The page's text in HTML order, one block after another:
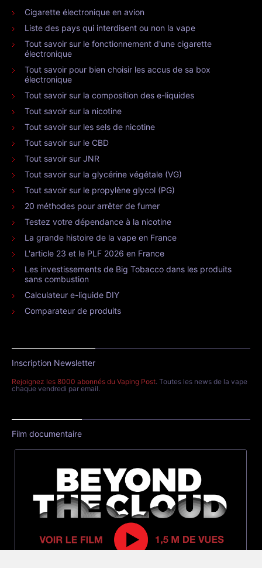
Cigarette électronique en avion
Liste des pays qui interdisent ou non la vape
Tout savoir sur le fonctionnement d'une cigarette
électronique
Tout savoir pour bien choisir les accus de sa box
électronique
Tout savoir sur la composition des e-liquides
Tout savoir sur la nicotine
Tout savoir sur les sels de nicotine
Tout savoir sur le CBD
Tout savoir sur JNR
Tout savoir sur la glycérine végétale (VG)
Tout savoir sur le propylène glycol (PG)
20 méthodes pour arrêter de fumer
Testez votre dépendance à la nicotine
La grande histoire de la vape en France
L'article 23 et le PLF 2026 en France
Les investissements de Big Tobacco dans les produits
sans combustion
Calculateur e-liquide DIY
Comparateur de produits
Inscription Newsletter
Rejoignez les 8000 abonnés du Vaping Post. Toutes les news de la vape
chaque vendredi par email.
Film documentaire